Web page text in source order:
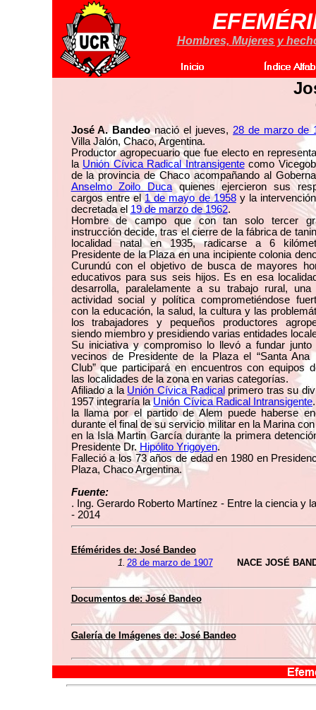
Hombres, Mujeres y
José A. Bandeonació el jueves, 28 de marzo de
Villa Jalón, Chaco, Argentina.
Productor agropecuario que fue electo en
la Unión Cívica Radical Intransigentecomo
de la provincia de Chaco acompañando al
Anselmo Zoilo Ducaquienes ejercieron sus
cargos entre el1 de mayo de 1958y la
decretada el 19 de marzo de 1962.
Hombre de campo que con tan solo tercer
instrucción decide, tras el cierre de la fábrica de
localidad natal en 1935, radicarse a 6
Presidente de la Plaza en una incipiente colonia
Curundú con el objetivo de busca de mayores
educativos para sus seis hijos. Es en esa
desarrolla, paralelamente a su trabajo rural, una
actividad social y política comprometiéndose
con la educación, la salud, la cultura y las
los trabajadores y pequeños productores
siendo miembro y presidiendo varias entidades
Su iniciativa y compromiso lo llevó a fundar
vecinos de Presidente de la Plaza el “Santa Ana
Club” que participará en encuentros con equipos
las localidades de la zona en varias categorías.
Afiliado a la Unión Cívica Radical primero tras su
1957 integraría laUnión Cívica Radical Intransigente
la llama por el partido de Alem puede haberse
durante el final de su servicio militar en la Marina
en la Isla Martin García durante la primera
Presidente Dr. Hipólito Yrigoyen.
Falleció a los 73 años de edad en 1980 en
Plaza, Chaco Argentina.
Fuente:
. Ing. Gerardo Roberto Martínez - Entre la ciencia y
- 2014
Efémérides de: José Bandeo
1. 28 de marzo de 1907 NACE JOSÉ
Documentos de: José Bandeo
Galería de Imágenes de:José Bandeo